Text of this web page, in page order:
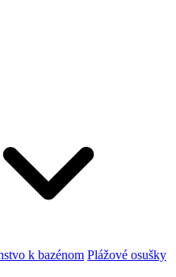
k bazénom Plážové osušky